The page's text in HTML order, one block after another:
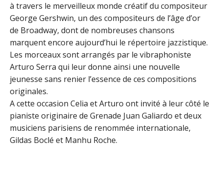
à travers le merveilleux monde créatif du compositeur
George Gershwin, un des compositeurs de l’âge d’or
de Broadway, dont de nombreuses chansons
marquent encore aujourd’hui le répertoire jazzistique.
Les morceaux sont arrangés par le vibraphoniste
Arturo Serra qui leur donne ainsi une nouvelle
jeunesse sans renier l’essence de ces compositions
originales.
A cette occasion Celia et Arturo ont invité à leur côté le
pianiste originaire de Grenade Juan Galiardo et deux
musiciens parisiens de renommée internationale,
Gildas Boclé et Manhu Roche.